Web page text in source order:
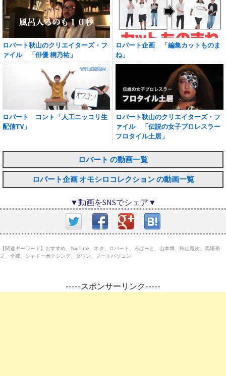
ロバート秋山のクリエイターズ・フ
ァイル 「俳優 桐乃祐」
ロバート企画 「編集カットものま
ね」
ロバート コント「人工ニッコリ生
配信TV」
ロバート秋山のクリエイターズ・フ
ァイル 「伝説の女子プロレスラー
フロタイル土居」
ロバート の動画一覧
ロバート企画 オモシロコレクション の動画一覧
▼動画をSNSでシェア▼
【関連キーワード】おすすめ、YouTube、ネタ、ロバート、ろばーと、山本博、秋山竜次、馬場裕
之、全裸、シャドーボクシング、ダウン、ノートパソコン
-----スポンサーリンク-----